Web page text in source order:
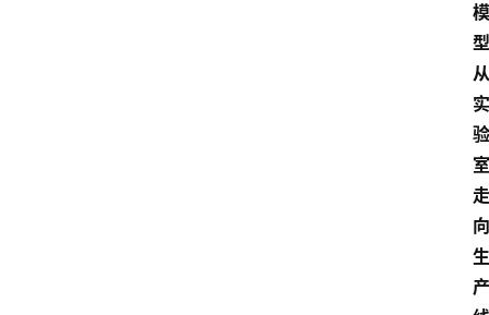
模
型
从
实
验
室
走
向
生
产